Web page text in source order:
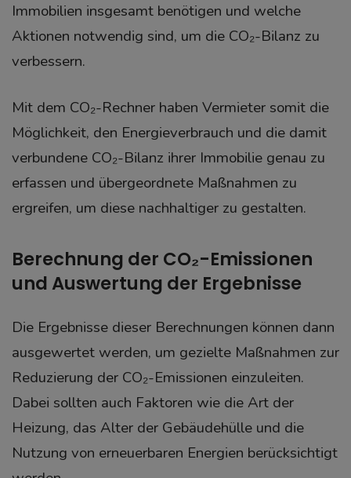
Immobilien insgesamt benötigen und welche
Aktionen notwendig sind, um die CO₂-Bilanz zu
verbessern.
Mit dem CO₂-Rechner haben Vermieter somit die
Möglichkeit, den Energieverbrauch und die damit
verbundene CO₂-Bilanz ihrer Immobilie genau zu
erfassen und übergeordnete Maßnahmen zu
ergreifen, um diese nachhaltiger zu gestalten.
Berechnung der CO₂-Emissionen
und Auswertung der Ergebnisse
Die Ergebnisse dieser Berechnungen können dann
ausgewertet werden, um gezielte Maßnahmen zur
Reduzierung der CO₂-Emissionen einzuleiten.
Dabei sollten auch Faktoren wie die Art der
Heizung, das Alter der Gebäudehülle und die
Nutzung von erneuerbaren Energien berücksichtigt